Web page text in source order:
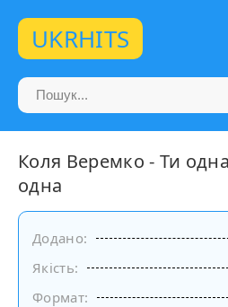
UKRHITS
Коля Веремко - Ти
одна
Додано:
Якість:
Формат: